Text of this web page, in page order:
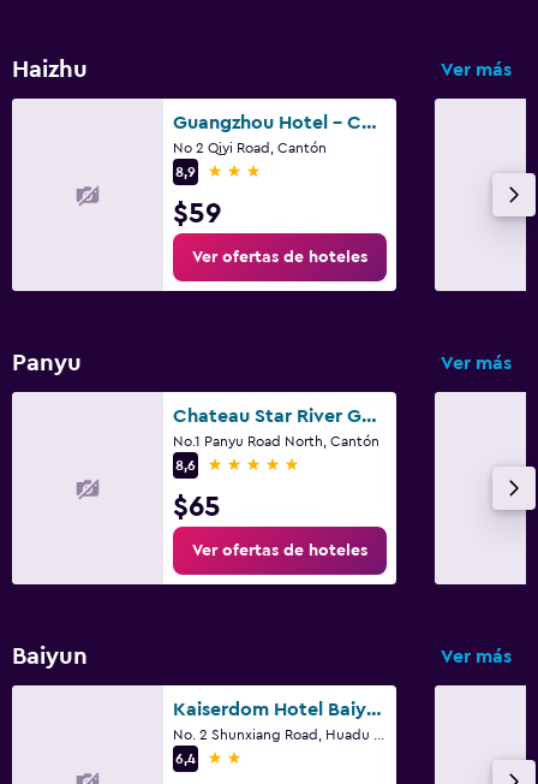
Haizhu Ver más
Guangzhou Hotel - Canton Fair Free Shuttle Bus
No 2 Qiyi Road, Cantón
8,9
3 estrellas
$59
Ver ofertas de hoteles
Panyu Ver más
Chateau Star River Guangzhou
No.1 Panyu Road North, Cantón
8,6
5 estrellas
$65
Ver ofertas de hoteles
Baiyun Ver más
Kaiserdom Hotel Baiyun Airport-24-hour Airport-Free shuttle bus
6,4
2 estrellas